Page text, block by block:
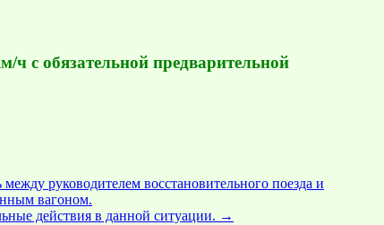
ч с обязательной предварительной
руководителем восстановительного поезда и
вагоном.
действия в данной ситуации. →